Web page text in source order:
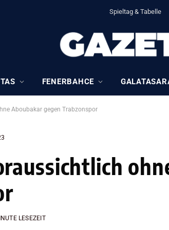
Spieltag & Tabelle
FENERBAHCE
Aboubakar gegen Trabzonspor
LESEZEIT